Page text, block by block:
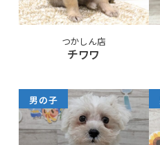
つかしん店
チワワ
男の子